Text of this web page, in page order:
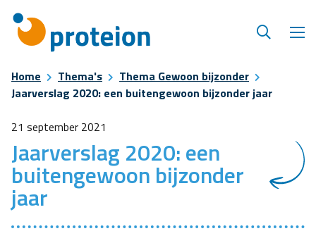
Home Thema's
Thema Gewoon bijzonder
Jaarverslag 2020: een buitengewoon bijzonder jaar
21 september 2021
Jaarverslag 2020: een
buitengewoon bijzonder
jaar